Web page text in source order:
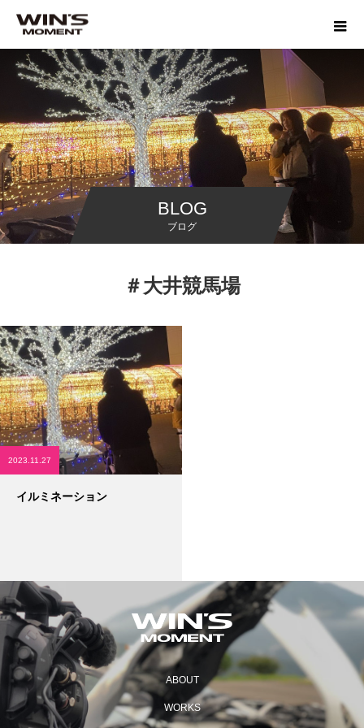
BLOG
ブログ
＃大井競馬場
2023.11.27
イルミネーション
ABOUT
WORKS